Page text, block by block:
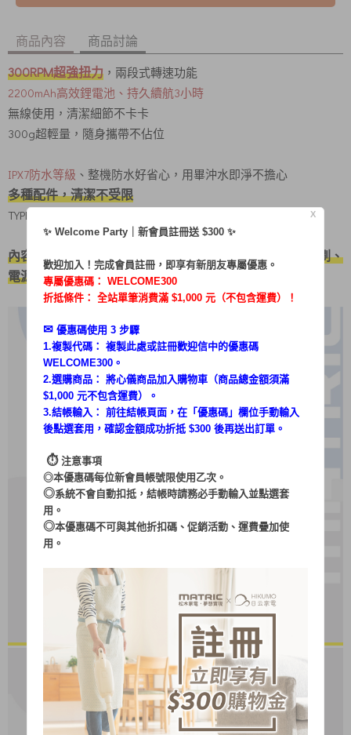
商品內容
商品討論
300RPM超強扭力 ，兩段式轉速功能
2200mAh高效鋰電池、持久續航3小時
無線使用，清潔細節不卡卡
300g超輕量，隨身攜帶不佔位
IPX7防水等級 、整機防水好省心，用畢沖水即淨不擔心
多種配件，清潔不受限
TYPE-C充電
內容 : 主機、平頭刷、尖毛刷、奈米刷、海綿刷、菜瓜布刷、
電源線
X
✨ Welcome Party｜新會員註冊送 $300 ✨
歡迎加入！完成會員註冊，即享有新朋友專屬優惠。
專屬優惠碼： WELCOME300
折抵條件： 全站單筆消費滿 $1,000 元（不包含運費）！
✉︎ 優惠碼使用 3 步驟
1.複製代碼： 複製此處或註冊歡迎信中的優惠碼
WELCOME300。
2.選購商品： 將心儀商品加入購物車（商品總金額須滿
$1,000 元不包含運費）。
3.結帳輸入： 前往結帳頁面，在「 優惠碼 」欄位手動輸入
後點選套用，確認金額成功折抵 $300 後再送出訂單。
⏱︎ 注意事項
◎本優惠碼每位新會員帳號限使用乙次。
◎系統不會自動扣抵，結帳時請務必手動輸入並點選套
用。
◎本優惠碼不可與其他折扣碼、促銷活動、運費疊加使
用。